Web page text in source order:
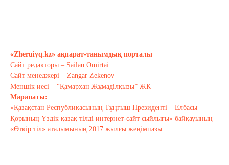
Тағы оқу
«Zheruiyq.kz» ақпарат-танымдық порталы
Сайт редакторы – Sailau Omirtai
Сайт менеджері – Zangar Zekenov
Меншік иесі – “Қамархан Жұмаділқызы” ЖК
Марапаты:
«Қазақстан Республикасының Тұңғыш Президенті – Елбасы
Қорының Үздік қазақ тілді интернет-сайт сыйлығы» байқауының
«Өткір тіл» аталымының 2017 жылғы жеңімпазы.